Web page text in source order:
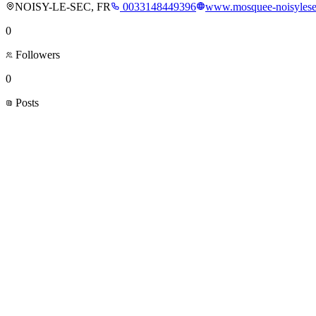
NOISY-LE-SEC, FR 0033148449396
www.mosquee-
0
Followers
0
Posts